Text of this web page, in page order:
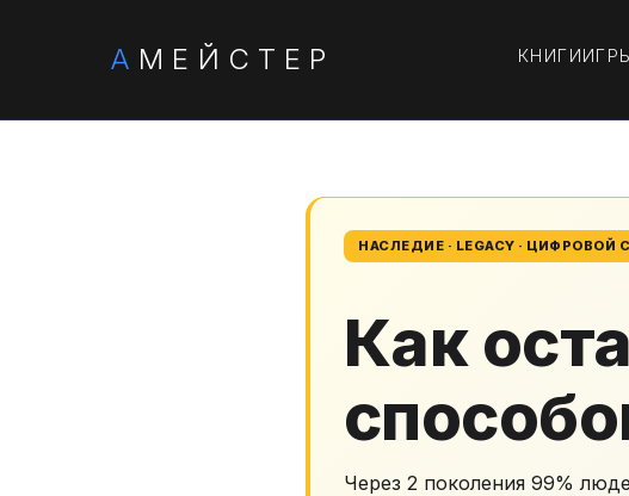
А МЕЙСТЕР КНИГИ
НАСЛЕДИЕ · LEGACY · ЦИФРОВОЙ
Как
Через 2 поколения 99%